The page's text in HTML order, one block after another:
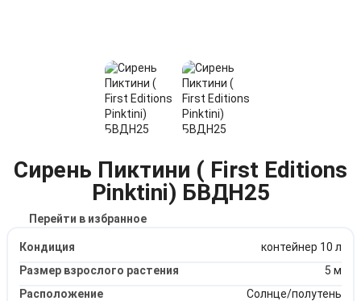
Сирень Пиктини ( First Editions
Pinktini) БВДН25
Перейти в избранное
Кондиция
контейнер 10 л
Размер взрослого растения
5 м
Расположение
Солнце/полутень